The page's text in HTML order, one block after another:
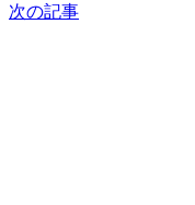
次の記事